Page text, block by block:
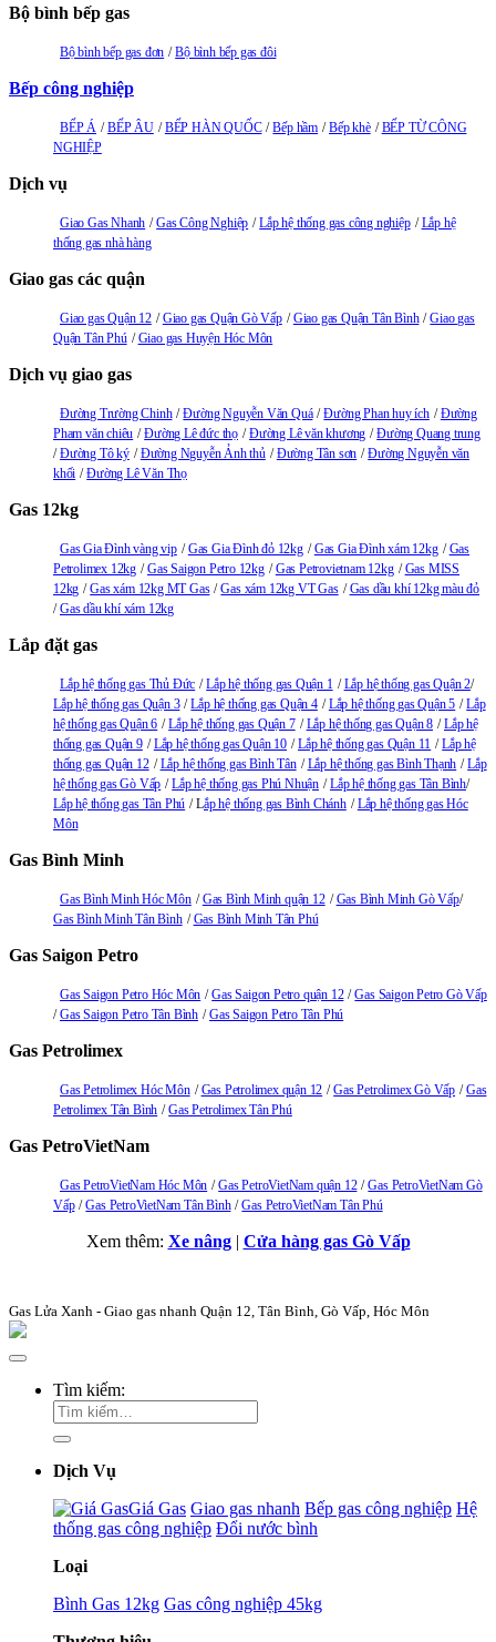
Bộ bình bếp gas
Bộ bình bếp gas đơn Bộ bình bếp gas đôi
Bếp công nghiệp
BẾP Á BẾP ÂU BẾP HÀN QUỐC Bếp hầm Bếp khè
BẾP TỪ CÔNG
NGHIỆP
Dịch vụ
Giao Gas Nhanh Gas Công Nghiệp Lắp hệ thống gas công nghiệp
Lắp hệ
thống gas nhà hàng
Giao gas các quận
Giao gas Quận 12 Giao gas Quận Gò Vấp Giao gas Quận Tân Bình
Giao gas
Quận Tân Phú
Giao gas Huyện Hóc Môn
Dịch vụ giao gas
Đường Trường Chinh Đường Nguyễn Văn Quá Đường Phan huy ích
Đường
Pham văn chiêu
Đường Lê đức thọ Đường Lê văn khương
Đường Quang trung
Đường Tô ký
Đường Nguyễn Ảnh thủ Đường Tân sơn
Đường Nguyễn văn
khối
Đường Lê Văn Thọ
Gas 12kg
Gas Gia Đình vàng vip Gas Gia Đình đỏ 12kg Gas Gia Đình xám 12kg
Gas
Petrolimex 12kg
Gas Saigon Petro 12kg Gas Petrovietnam 12kg
Gas MISS
12kg
Gas xám 12kg MT Gas Gas xám 12kg VT Gas
Gas dầu khí 12kg màu đỏ
Gas dầu khí xám 12kg
Lắp đặt gas
Lắp hệ thống gas Thủ Đức Lắp hệ thống gas Quận 1
Lắp hệ thống gas Quận 2
Lắp hệ thống gas Quận 3
Lắp hệ thống gas Quận 4 Lắp hệ thống gas Quận 5
Lắp
hệ thống gas Quận 6
Lắp hệ thống gas Quận 7 Lắp hệ thống gas Quận 8
Lắp hệ
thống gas Quận 9
Lắp hệ thống gas Quận 10 Lắp hệ thống gas Quận 11
Lắp hệ
thống gas Quận 12
Lắp hệ thống gas Bình Tân Lắp hệ thống gas Bình Thạnh
Lắp
hệ thống gas Gò Vấp
Lắp hệ thống gas Phú Nhuận
Lắp hệ thống gas Tân Bình
Lắp hệ thống gas Tân Phú
Lắp hệ thống gas Bình Chánh
Lắp hệ thống gas Hóc
Môn
Gas Bình Minh
Gas Bình Minh Hóc Môn Gas Bình Minh quận 12
Gas Bình Minh Gò Vấp
Gas Bình Minh Tân Bình
Gas Bình Minh Tân Phú
Gas Saigon Petro
Gas Saigon Petro Hóc Môn Gas Saigon Petro quận 12
Gas Saigon Petro Gò Vấp
Gas Saigon Petro Tân Bình
Gas Saigon Petro Tân Phú
Gas Petrolimex
Gas Petrolimex Hóc Môn Gas Petrolimex quận 12 Gas Petrolimex Gò Vấp
Gas
Petrolimex Tân Bình
Gas Petrolimex Tân Phú
Gas PetroVietNam
Gas PetroVietNam Hóc Môn Gas PetroVietNam quận 12
Gas PetroVietNam Gò
Vấp
Gas PetroVietNam Tân Bình Gas PetroVietNam Tân Phú
Xem thêm: Xe nâng| Cửa hàng gas Gò Vấp
Gas Lửa Xanh - Giao gas nhanh Quận 12, Tân Bình, Gò Vấp, Hóc Môn
Tìm kiếm:
Dịch Vụ
Giá Gas Giao gas nhanh Bếp gas công nghiệp Hệ
thống gas công nghiệp Đổi nước bình
Loại
Bình Gas 12kg Gas công nghiệp 45kg